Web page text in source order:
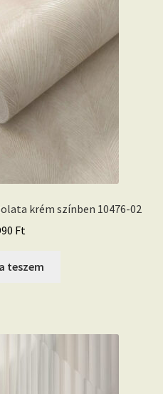
krém színben 10476-02
Ft
teszem